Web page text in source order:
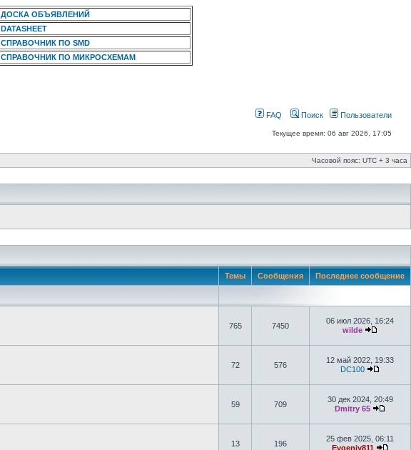
ДОСКА ОБЪЯВЛЕНИЙ
DATASHEET
СПРАВОЧНИК ПО SMD
СПРАВОЧНИК ПО МИКРОСХЕМАМ
FAQ Поиск Пользователи
Текущее время: 06 авг 2026, 17:05
Часовой пояс: UTC + 3 часа
Темы Сообщения Последнее сообщение
765 7450
06 июл 2026, 16:24
wilde
72 576
12 май 2022, 19:33
DC100
59 709
30 дек 2024, 20:49
Dmitry 65
13 196
25 фев 2025, 06:11
Evgeniy811